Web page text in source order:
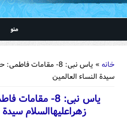
منو
خانه
» یاس نبی: 8- مقامات
سيدة النساء العالمين
یاس نبی: 8-
زهراعليهاالسلام سيدة